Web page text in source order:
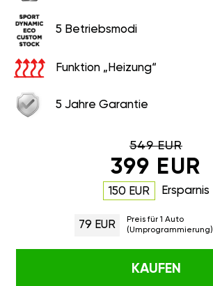
5 Betriebsmodi
Funktion „Heizung“
5 Jahre Garantie
549 EUR
399 EUR
150 EUR Ersparnis
79 EUR
Preis für 1 Auto
(Umprogrammierung)
KAUFEN